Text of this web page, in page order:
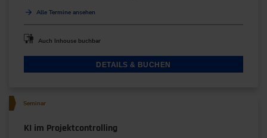
Alle Termine ansehen
Auch Inhouse buchbar
DETAILS & BUCHEN
Seminar
KI im Projektcontrolling